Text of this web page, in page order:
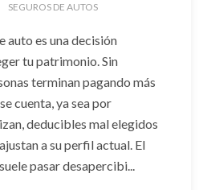
SEGUROS DE AUTOS
auto es una decisión
tu patrimonio. Sin
terminan pagando más
cuenta, ya sea por
deducibles mal elegidos
a su perfil actual. El
pasar desapercibi...